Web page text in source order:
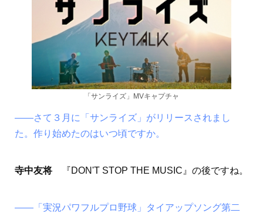
「サンライズ」MVキャプチャ
――さて３月に「サンライズ」がリリースされまし
た。作り始めたのはいつ頃ですか。
寺中友将 『DON'T STOP THE MUSIC』の後ですね。
――「実況パワフルプロ野球」タイアップソング第二